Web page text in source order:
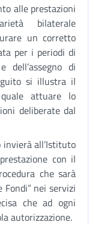
alle prestazioni
bilaterale
un corretto
per i periodi di
dell’assegno di
si illustra il
attuare lo
deliberate dal
all’Istituto
con il
che sarà
Fondi” nei servizi
che ad ogni
autorizzazione.